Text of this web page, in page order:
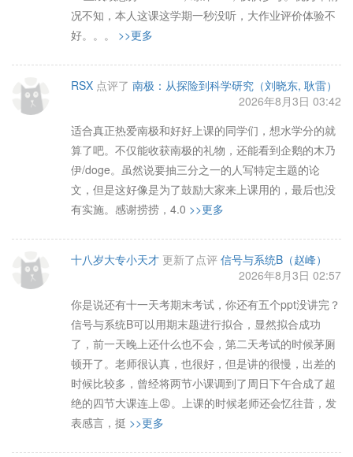
况不知，本人这课这学期一秒没听，大作业评价体验不
好。。。 >>更多
RSX点评了 南极：从探险到科学研究（刘晓东, 耿雷）
2026年8月3日 03:42
适合真正热爱南极和好好上课的同学们，想水学分的就
算了吧。不仅能收获南极的礼物，还能看到企鹅的木乃
伊/doge。虽然说要抽三分之一的人写特定主题的论
文，但是这好像是为了鼓励大家来上课用的，最后也没
有实施。感谢捞捞，4.0 >>更多
十八岁大专小天才更新了点评 信号与系统B（赵峰）
2026年8月3日 02:57
你是说还有十一天考期末考试，你还有五个ppt没讲完？
信号与系统B可以用期末题进行拟合，显然拟合成功
了，前一天晚上还什么也不会，第二天考试的时候茅厕
顿开了。老师很认真，也很好，但是讲的很慢，出差的
时候比较多，曾经将两节小课调到了周日下午合成了超
绝的四节大课连上😡。上课的时候老师还会忆往昔，发
表感言，挺 >>更多